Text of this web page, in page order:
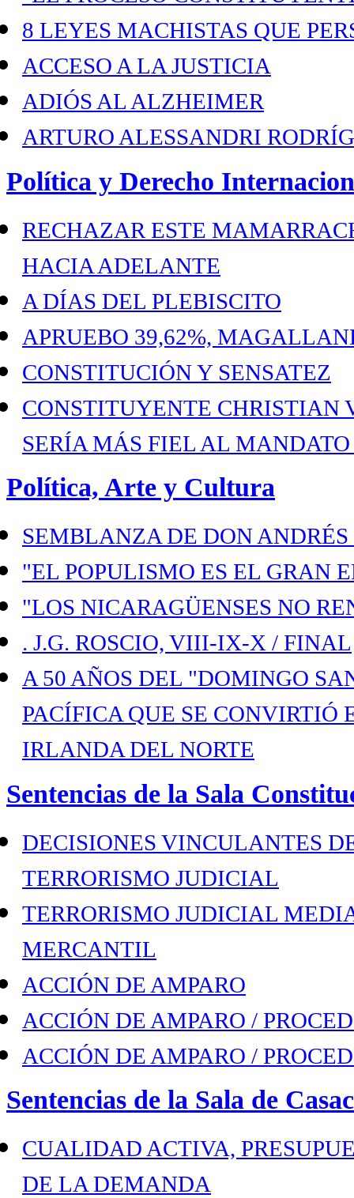
8 LEYES MACHISTAS QUE
ACCESO A LA JUSTICIA
ADIÓS AL ALZHEIMER
ARTURO ALESSANDRI
Política y Derecho
RECHAZAR ESTE
HACIA ADELANTE
A DÍAS DEL PLEBISCITO
APRUEBO 39,62%,
CONSTITUCIÓN Y SENSATEZ
CONSTITUYENTE CHRISTIAN
SERÍA MÁS FIEL AL
Política, Arte y Cultura
SEMBLANZA DE DON
"EL POPULISMO ES EL GRAN
"LOS NICARAGÜENSES NO
. J.G. ROSCIO, VIII-IX-X / FINAL
A 50 AÑOS DEL "DOMINGO
PACÍFICA QUE SE
IRLANDA DEL NORTE
Sentencias de la Sala
DECISIONES VINCULANTES
TERRORISMO JUDICIAL
TERRORISMO JUDICIAL
MERCANTIL
ACCIÓN DE AMPARO
ACCIÓN DE AMPARO /
ACCIÓN DE AMPARO /
Sentencias de la Sala de
CUALIDAD ACTIVA,
DE LA DEMANDA